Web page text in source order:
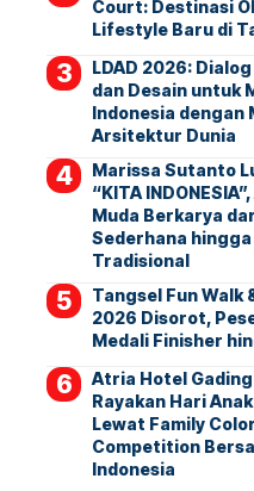
Court: Destinasi
Lifestyle Baru di
LDAD 2026:
dan Desain untuk
Indonesia dengan
Arsitektur Dunia
Marissa Sutanto
“KITA
Muda Berkarya
Sederhana hingga
Tradisional
Tangsel Fun Walk
2026 Disorot,
Medali Finisher
Atria Hotel
Rayakan Hari
Lewat Family
Competition
Indonesia